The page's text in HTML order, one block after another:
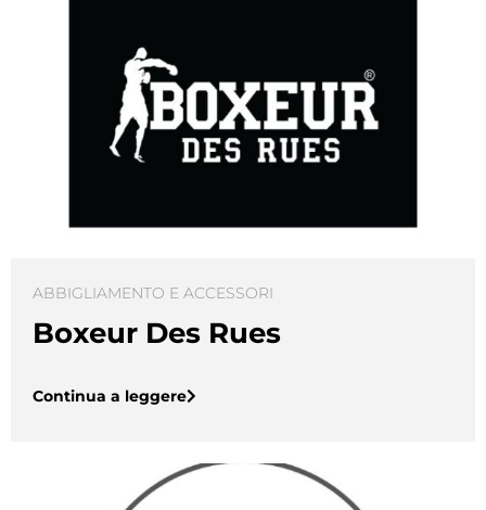
ABBIGLIAMENTO E ACCESSORI
Boxeur Des Rues
Continua a leggere